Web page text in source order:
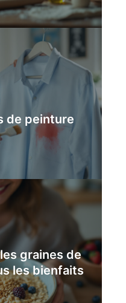
de peinture
graines de
les bienfaits